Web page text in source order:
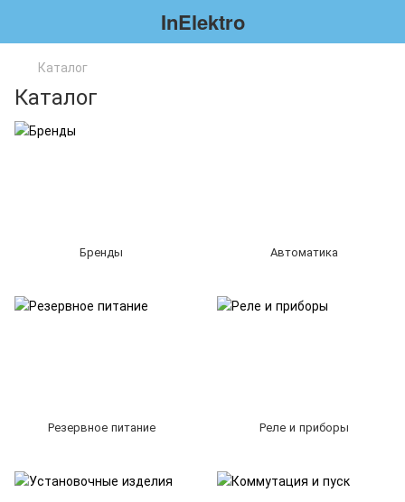
InElektro
Каталог
Каталог
Бренды Автоматика
Резервное питание Реле и приборы